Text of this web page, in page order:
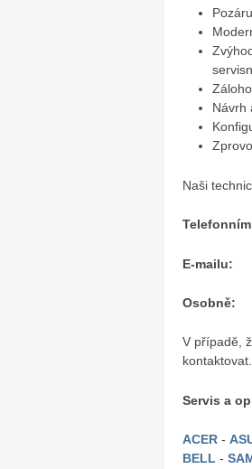
Návrh
Naši
E-mailu:
Osobně:
V případě,
kontaktovat.
Servis a
ACER -
BELL -